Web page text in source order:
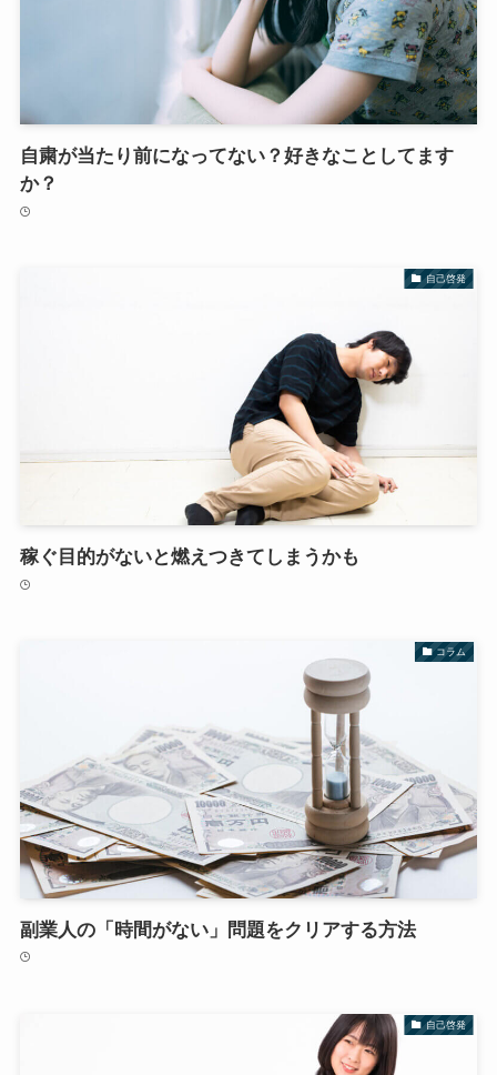
自粛が当たり前になってない？好きなことしてます
か？
自己啓発
稼ぐ目的がないと燃えつきてしまうかも
コラム
副業人の「時間がない」問題をクリアする方法
自己啓発